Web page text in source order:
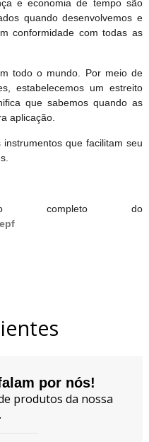
e economia de tempo são
quando desenvolvemos e
conformidade com todas as
todo o mundo. Por meio de
estabelecemos um estreito
que sabemos quando as
aplicação.
que facilitam seu
completo do
por nós!
produtos da nossa